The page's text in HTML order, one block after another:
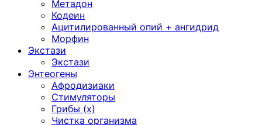
Метадон
Кодеин
Ацитилированный опий + ангидрид
Морфин
Экстази
Экстази
Энтеогены
Афродизиаки
Стимуляторы
Грибы (х)
Чистка организма